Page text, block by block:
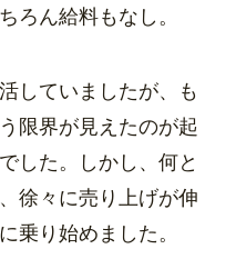
ろん給料もなし。
していましたが、も
限界が見えたのが起
した。しかし、何と
徐々に売り上げが伸
乗り始めました。